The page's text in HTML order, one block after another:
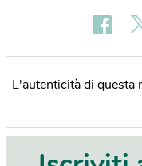
L'autenticità di questa